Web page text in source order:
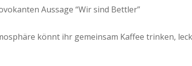
Aussage “Wir sind Bettler”
könnt ihr gemeinsam Kaffee trinken,